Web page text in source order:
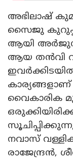
അഭിലാഷ്
സൈജു കുറുപ്പ്
ആയി
ആയ തൻവി
വൈകാരിക
നവാസ്
രാജേന്ദ്രൻ,